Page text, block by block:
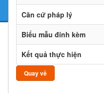
Căn cứ pháp lý
Biểu mẫu đính kèm
Kết quả thực hiện
Quay về